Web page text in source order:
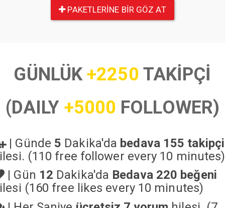
PAKETLERINE BIR GÖZ AT
GÜNLÜK+2250 TAKİPÇİ
(DAILY +5000 FOLLOWER)
| Günde 5 Dakika'da bedava 155 takipçi
(110 free follower every 10 minutes)
| Gün 12 Dakika'da Bedava 220 beğeni
(160 free likes every 10 minutes)